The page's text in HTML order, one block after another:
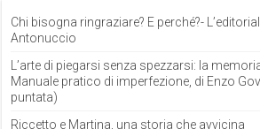
Chi bisogna ringraziare? E perché?-
Antonuccio
L’arte di piegarsi senza spezzarsi: la
Manuale pratico di imperfezione, di Enzo
puntata)
Riccetto e Martina, una storia che avvicina